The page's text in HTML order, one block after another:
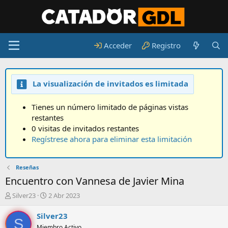
Acceder Registro
La visualización de invitados es limitada
Tienes un número limitado de páginas vistas
restantes
0 visitas de invitados restantes
Regístrese ahora para eliminar esta limitación
Reseñas
Encuentro con Vannesa de Javier Mina
A
t
o
Silver23
F
c
2 Abr 2023
S Silver23